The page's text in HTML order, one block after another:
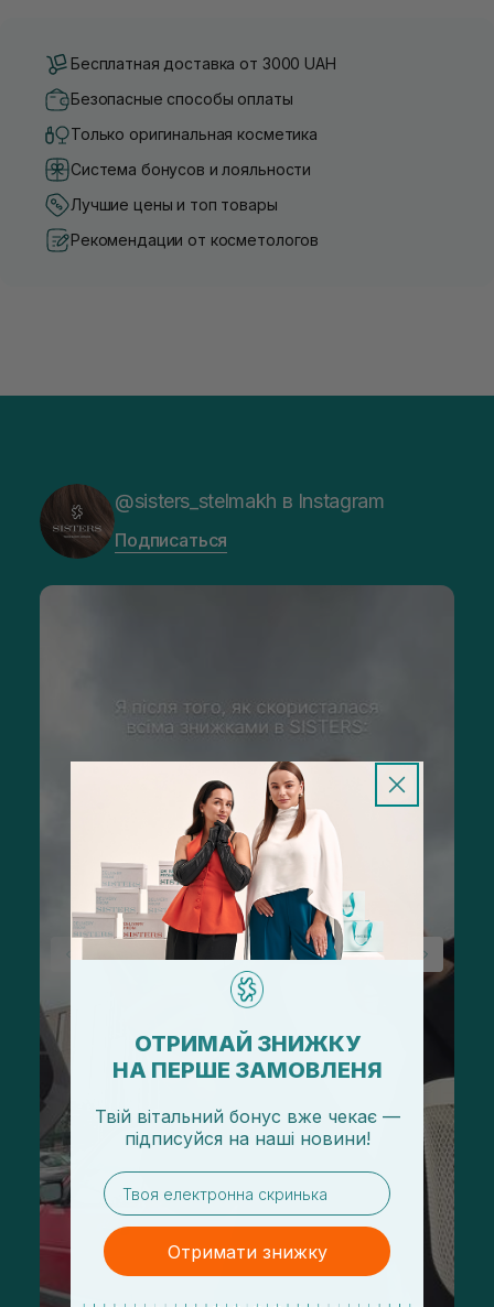
Бесплатная доставка от 3000 UAH
Безопасные способы оплаты
Только оригинальная косметика
Система бонусов и лояльности
Лучшие цены и топ товары
Рекомендации от косметологов
@sisters_stelmakh в Instagram
Подписаться
ОТРИМАЙ ЗНИЖКУ
НА ПЕРШЕ ЗАМОВЛЕНЯ
Твій вітальний бонус вже чекає —
підписуйся на наші новини!
email
Отримати знижку